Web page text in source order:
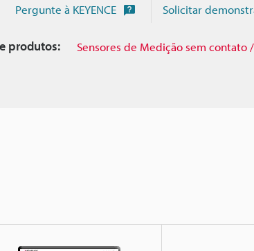
Pergunte à KEYENCE Solicitar
produtos: Sensores de Medição sem contato